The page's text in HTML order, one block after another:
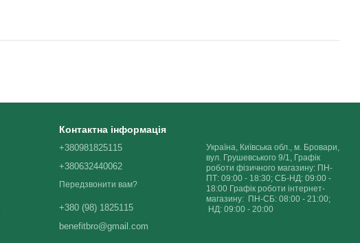
Контактна інформація
+380981825115
+380632440062
Передзвонити вам?
+380 (98) 1825115
benefitbro@gmail.com
Україна, Київська обл., м. Бровари,
вул. Грушевського 9/1, Графік
роботи фізичного магазину: ПН-
ПТ: 09:00 - 18:30; СБ-НД: 09:00 -
18:00 Графік роботи інтернет-
магазину: ПН-СБ: 08:00 - 21:00;
НД: 09:00 - 20:00